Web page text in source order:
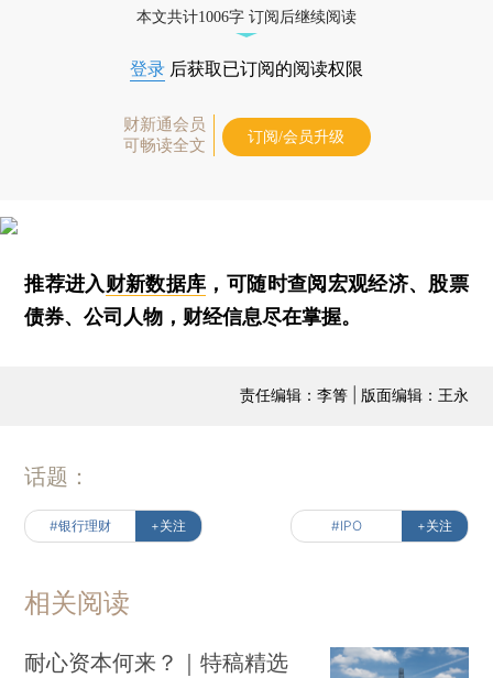
本文共计1006字 订阅后继续阅读
登录 后获取已订阅的阅读权限
财新通会员
可畅读全文
订阅/会员升级
推荐进入财新数据库 ，可随时查阅宏观经济、股票
债券、公司人物，财经信息尽在掌握。
责任编辑：李箐 | 版面编辑：王永
话题：
#银行理财 +关注 #IPO +关注
相关阅读
耐心资本何来？｜特稿精选